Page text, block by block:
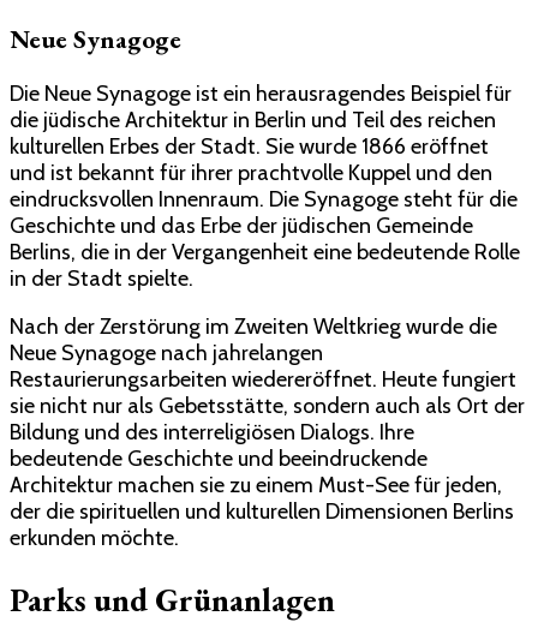
Neue Synagoge
Die Neue Synagoge ist ein herausragendes Beispiel für
die jüdische Architektur in Berlin und Teil des reichen
kulturellen Erbes der Stadt. Sie wurde 1866 eröffnet
und ist bekannt für ihrer prachtvolle Kuppel und den
eindrucksvollen Innenraum. Die Synagoge steht für die
Geschichte und das Erbe der jüdischen Gemeinde
Berlins, die in der Vergangenheit eine bedeutende Rolle
in der Stadt spielte.
Nach der Zerstörung im Zweiten Weltkrieg wurde die
Neue Synagoge nach jahrelangen
Restaurierungsarbeiten wiedereröffnet. Heute fungiert
sie nicht nur als Gebetsstätte, sondern auch als Ort der
Bildung und des interreligiösen Dialogs. Ihre
bedeutende Geschichte und beeindruckende
Architektur machen sie zu einem Must-See für jeden,
der die spirituellen und kulturellen Dimensionen Berlins
erkunden möchte.
Parks und Grünanlagen